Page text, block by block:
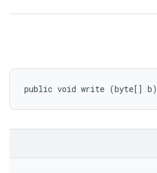
public void write (byte[] b)